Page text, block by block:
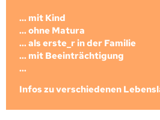
... mit Kind
... ohne Matura
... als erste_r in der Familie
... mit Beeinträchtigung
...
Infos zu verschiedenen